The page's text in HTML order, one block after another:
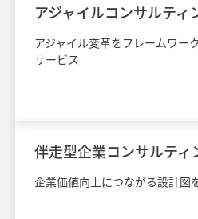
アジャイルコンサルティ
アジャイル変革をフレームワー
サービス
伴走型企業コンサルティ
企業価値向上につながる設計図